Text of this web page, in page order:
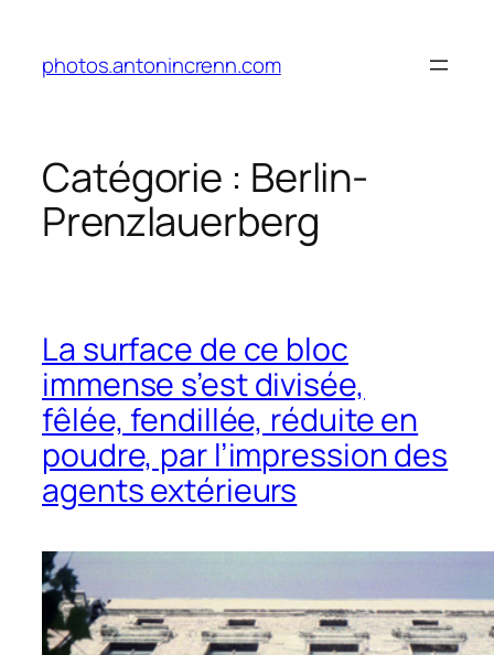
contenu
photos.antonincrenn.com
Catégorie : Berlin-
Prenzlauerberg
La surface de ce bloc
immense s’est divisée,
fêlée, fendillée, réduite en
poudre, par l’impression des
agents extérieurs